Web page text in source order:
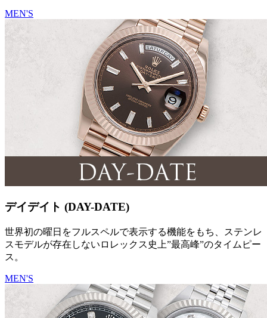
MEN'S
デイデイト (DAY-DATE)
世界初の曜日をフルスペルで表示する機能をもち、ステンレ
スモデルが存在しないロレックス史上”最高峰”のタイムピー
ス。
MEN'S